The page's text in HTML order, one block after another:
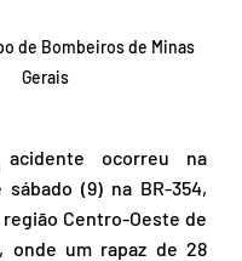
de Bombeiros de Minas
Gerais
ocorreu na
sábado (9) na BR-354,
Centro-Oeste de
onde um rapaz de 28